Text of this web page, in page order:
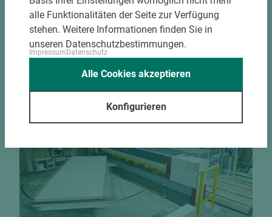
halbautomatische Beschickung
Einzelteiletikettierung auf Wunsch möglich
Materialschonende und kundengerechte
Verpackung der Fixmaße
Jetzt Zuschnitt anfragen
alle Funktionalitäten der Seite zur Verfügung
stehen. Weitere Informationen finden Sie in
unseren Datenschutzbestimmungen.
ImpressumDatenschutz
Konfigurieren
Alle Cookies akzeptieren